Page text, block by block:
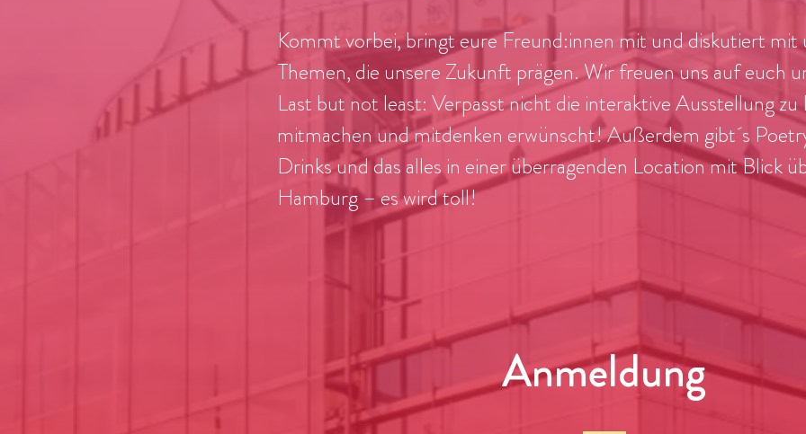
Kommt vorbei, bringt eure Freund:innen mit und diskutiert mit
Themen, die unsere Zukunft prägen. Wir freuen uns auf euch
Last but not least: Verpasst nicht die interaktive Ausstellung
mitmachen und mitdenken erwünscht! Außerdem gibt´s
Drinks und das alles in einer überragenden Location mit Blick
Hamburg – es wird toll!
Anmeldung